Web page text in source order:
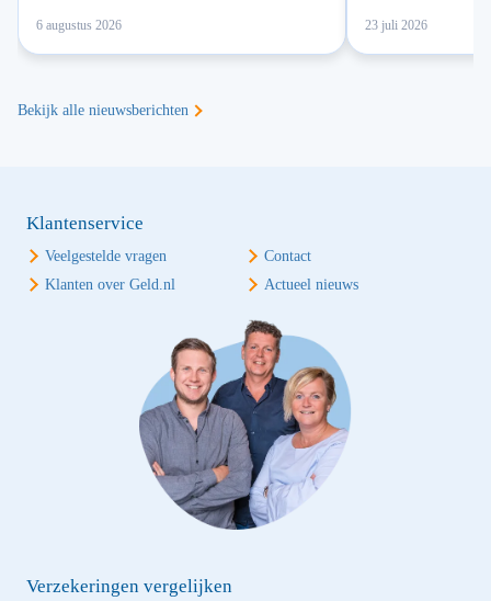
6 augustus 2026 23 juli 2026
Bekijk alle nieuwsberichten
Klantenservice
Veelgestelde vragen
Contact
Klanten over Geld.nl
Actueel nieuws
Verzekeringen vergelijken